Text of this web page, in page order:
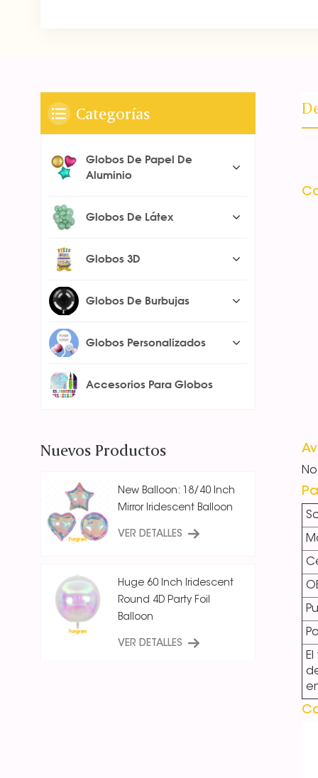
Categorías
Globos De Papel De
Aluminio
Globos De Látex
Globos 3D
Globos De Burbujas
Globos Personalizados
Accesorios Para Globos
Nuevos Productos
New Balloon: 18/40 Inch
Mirror Iridescent Balloon
VER DETALLES
Huge 60 Inch Iridescent
Round 4D Party Foil
Balloon
VER DETALLES